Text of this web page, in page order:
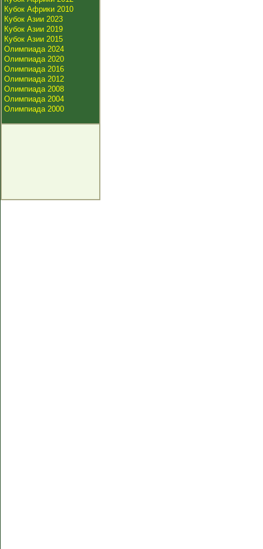
Кубок Африки 2010
Кубок Азии 2023
Кубок Азии 2019
Кубок Азии 2015
Олимпиада 2024
Олимпиада 2020
Олимпиада 2016
Олимпиада 2012
Олимпиада 2008
Олимпиада 2004
Олимпиада 2000